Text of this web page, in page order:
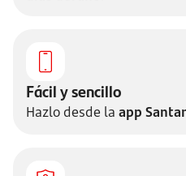
Fácil y sencillo
Hazlo desde la app